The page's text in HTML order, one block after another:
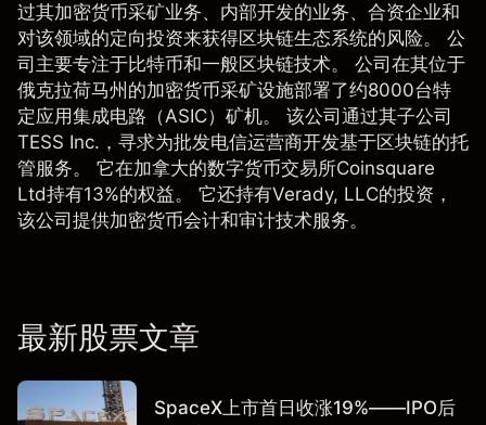
过其加密货币采矿业务、内部开发的业务、合资企业和
对该领域的定向投资来获得区块链生态系统的风险。 公
司主要专注于比特币和一般区块链技术。 公司在其位于
俄克拉荷马州的加密货币采矿设施部署了约8000台特
定应用集成电路（ASIC）矿机。 该公司通过其子公司
TESS Inc.，寻求为批发电信运营商开发基于区块链的托
管服务。 它在加拿大的数字货币交易所Coinsquare
Ltd持有13%的权益。 它还持有Verady, LLC的投资，
该公司提供加密货币会计和审计技术服务。
最新股票文章
SpaceX上市首日收涨19%——IPO后